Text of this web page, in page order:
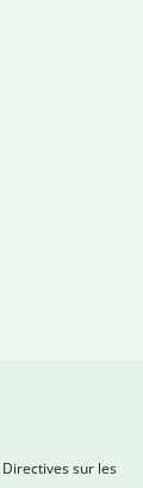
Directives sur les